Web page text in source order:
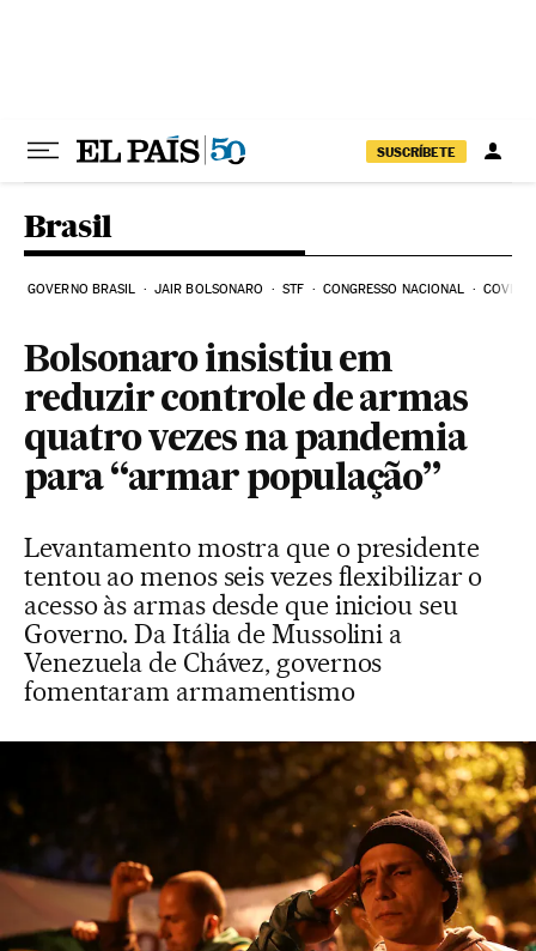
SUSCRÍBETE
Brasil
GOVERNO BRASIL JAIR BOLSONARO STF CONGRESSO NACIONAL COVID-
Bolsonaro insistiu em
reduzir controle de armas
quatro vezes na pandemia
para “armar população”
Levantamento mostra que o presidente
tentou ao menos seis vezes flexibilizar o
acesso às armas desde que iniciou seu
Governo. Da Itália de Mussolini a
Venezuela de Chávez, governos
fomentaram armamentismo